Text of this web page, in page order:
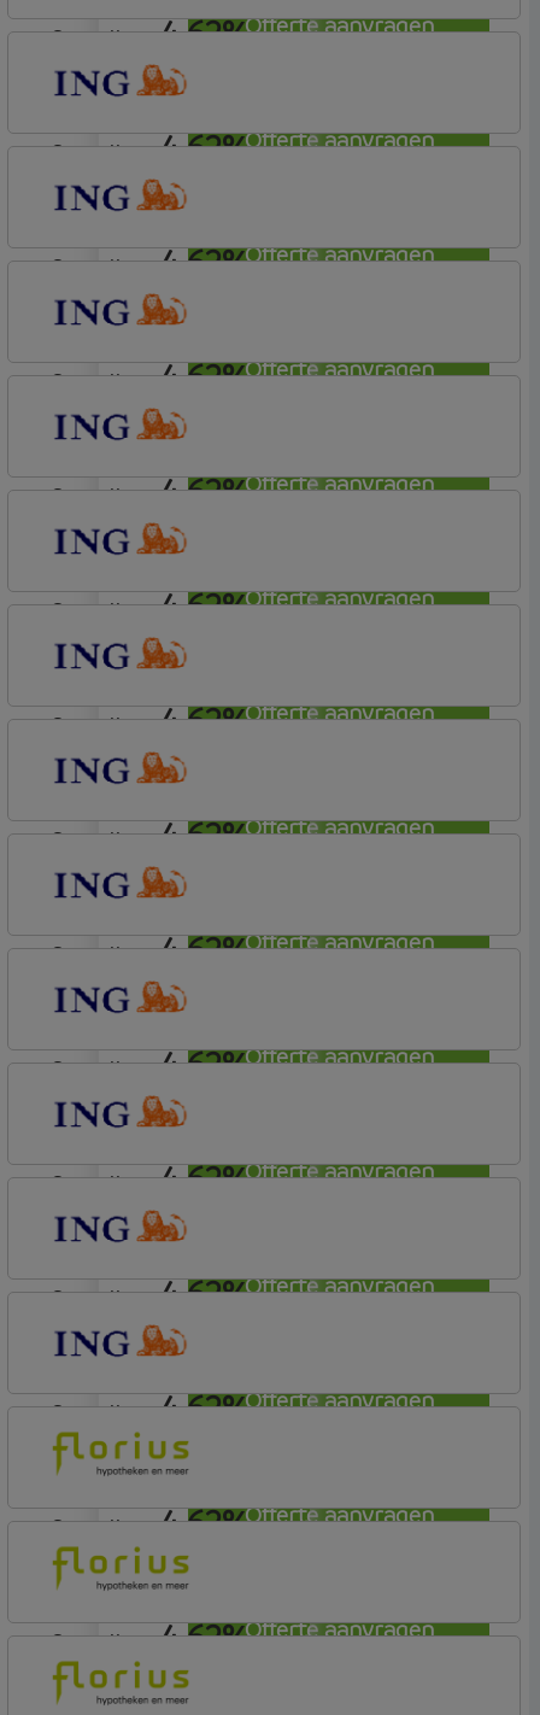
Offerte aanvragen
4,62%
Offerte aanvragen
aflosvrij
4,62%
Offerte aanvragen
Basis (Incl. Korting)
aflosvrij
4,62%
Offerte aanvragen
Basis (Incl. Korting)
aflosvrij
4,62%
Offerte aanvragen
Basis (Incl. Korting)
aflosvrij
4,62%
Offerte aanvragen
Basis (Incl. Korting)
aflosvrij
4,62%
Offerte aanvragen
Basis (Incl. Korting)
aflosvrij
4,62%
Offerte aanvragen
Basistarief
aflosvrij
4,62%
Offerte aanvragen
Basistarief
aflosvrij
4,62%
Offerte aanvragen
Basistarief
aflosvrij
4,62%
Offerte aanvragen
Basistarief
aflosvrij
4,62%
Offerte aanvragen
Basistarief
aflosvrij
4,62%
Offerte aanvragen
Basistarief
aflosvrij
4,62%
Offerte aanvragen
Basistarief
aflosvrij
4,62%
Offerte aanvragen
ING Bank
Basistarief
aflosvrij
4,62%
Florius
Profijt drie + drie
aflosvrij
Florius
Profijt twaalf